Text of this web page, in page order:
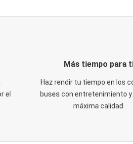
el
Más tiempo para
Haz rendir tu tiempo en los
buses con entretenimiento y
máxima calidad.